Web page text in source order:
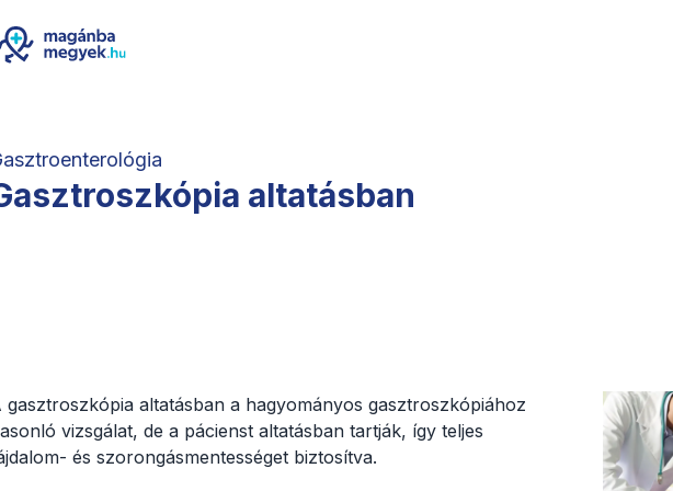
altatásban
gasztroszkópia altatásban a hagyományos gasztroszkópiához
vizsgálat, de a pácienst altatásban tartják, így teljes
és szorongásmentességet biztosítva.